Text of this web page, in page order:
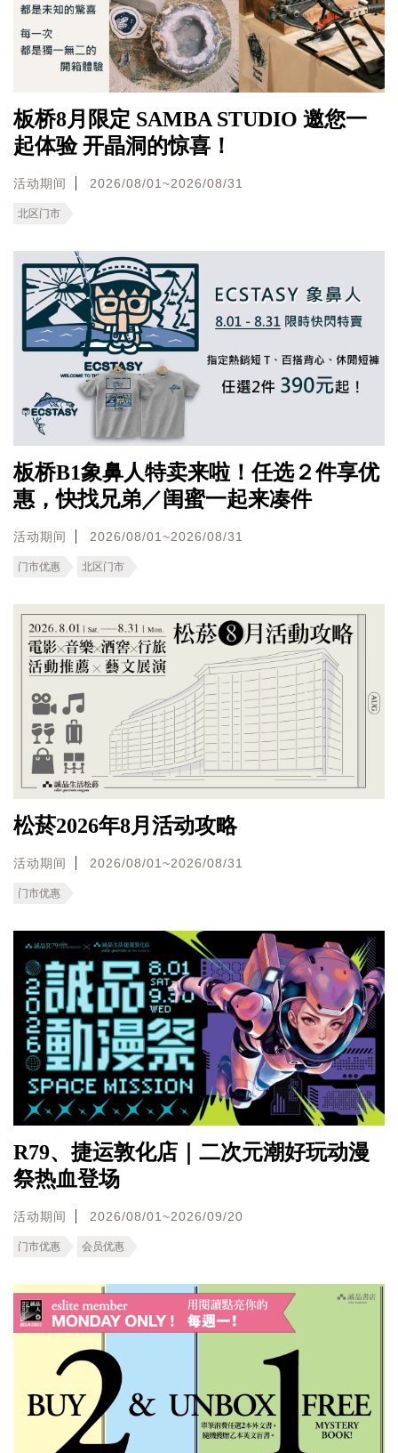
板桥8月限定 SAMBA STUDIO 邀您一
起体验 开晶洞的惊喜！
活动期间 2026/08/01~2026/08/31
北区门市
板桥B1象鼻人特卖来啦！任选２件享优
惠，快找兄弟／闺蜜一起来凑件
活动期间 2026/08/01~2026/08/31
门市优惠 北区门市
松菸2026年8月活动攻略
活动期间 2026/08/01~2026/08/31
门市优惠
R79、捷运敦化店｜二次元潮好玩动漫
祭热血登场
活动期间 2026/08/01~2026/09/20
门市优惠 会员优惠